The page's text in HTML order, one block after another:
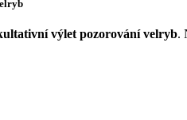
výlet pozorování velryb.